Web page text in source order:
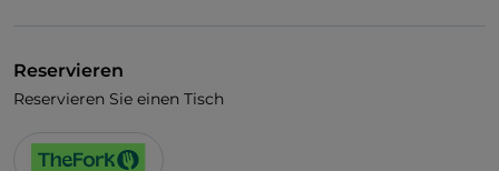
Reservieren
Reservieren Sie einen Tisch